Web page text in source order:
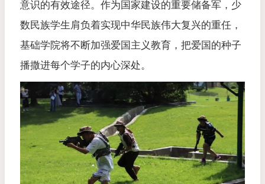
意识的有效途径。作为国家建设的重要储备军，少
数民族学生肩负着实现中华民族伟大复兴的重任，
基础学院将不断加强爱国主义教育，把爱国的种子
播撒进每个学子的内心深处。